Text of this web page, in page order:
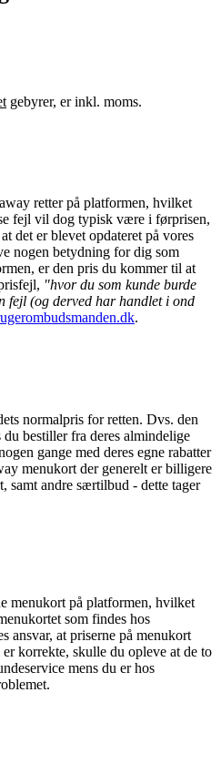
gebyrer, er inkl. moms.
retter på platformen, hvilket
fejl vil dog typisk være i førprisen,
det er blevet opdateret på vores
nogen betydning for dig som
er den pris du kommer til at
"hvor du som kunde burde
fejl (og derved har handlet i ond
.
normalpris for retten. Dvs. den
bestiller fra deres almindelige
gange med deres egne rabatter
menukort der generelt er billigere
samt andre særtilbud - dette tager
menukort på platformen, hvilket
som findes hos
ansvar, at priserne på menukort
korrekte, skulle du opleve at de to
mens du er hos